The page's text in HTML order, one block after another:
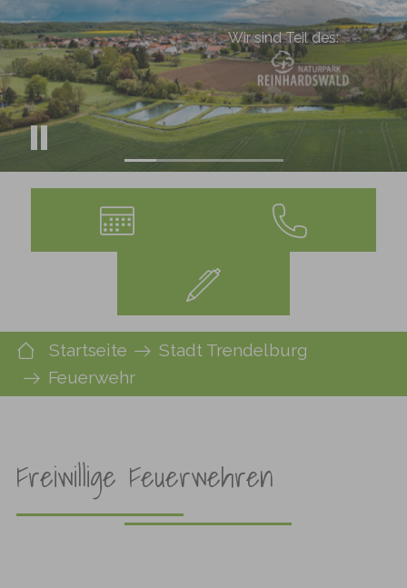
Wir sind Teil des:
Sie sind hier:Startseite
Stadt Trendelburg
Feuerwehr
Freiwillige Feuerwehren